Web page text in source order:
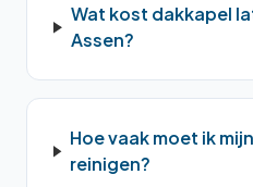
Wat kost dakkapel
Assen?
Hoe vaak moet ik
reinigen?